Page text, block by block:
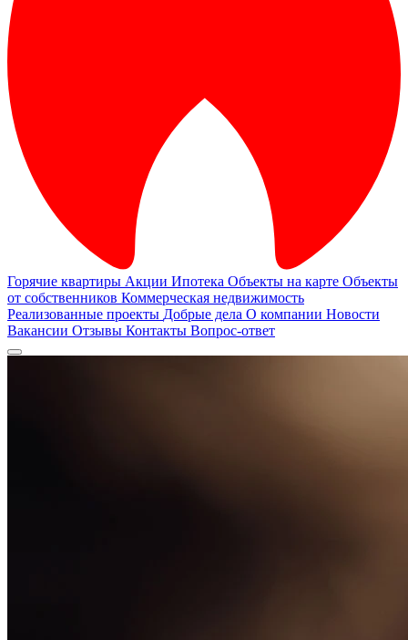
Горячие квартиры Акции Ипотека Объекты на карте Объекты
от собственников Коммерческая недвижимость
Реализованные проекты Добрые дела О компании Новости
Вакансии Отзывы Контакты Вопрос-ответ